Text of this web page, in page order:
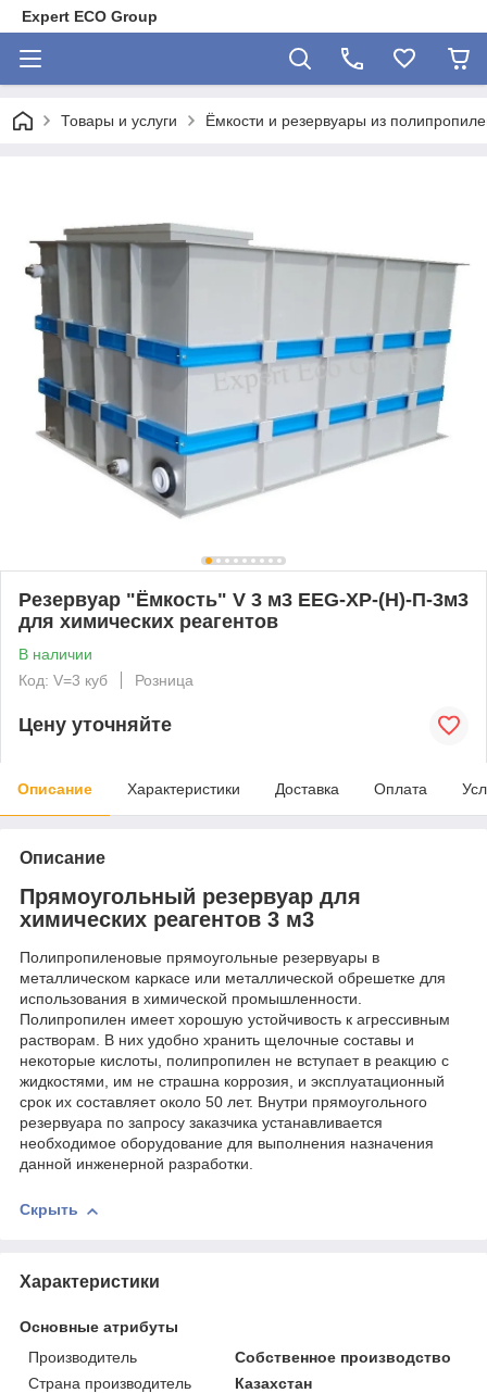
Expert ECO Group
Товары и услуги Ёмкости и резервуары из
Резервуар "Ёмкость" V 3 м3 EEG-ХР-(Н)-П-3м3
для химических реагентов
В наличии
Код: V=3 куб
Розница
Цену уточняйте
Описание Характеристики Доставка Оплата
Описание
Прямоугольный резервуар для
химических реагентов 3 м3
Полипропиленовые прямоугольные резервуары в
металлическом каркасе или металлической обрешетке для
использования в химической промышленности.
Полипропилен имеет хорошую устойчивость к агрессивным
растворам. В них удобно хранить щелочные составы и
некоторые кислоты, полипропилен не вступает в реакцию с
жидкостями, им не страшна коррозия, и эксплуатационный
срок их составляет около 50 лет. Внутри прямоугольного
резервуара по запросу заказчика устанавливается
необходимое оборудование для выполнения назначения
данной инженерной разработки.
Скрыть
Характеристики
Основные атрибуты
Производитель
Собственное производство
Страна производитель
Казахстан